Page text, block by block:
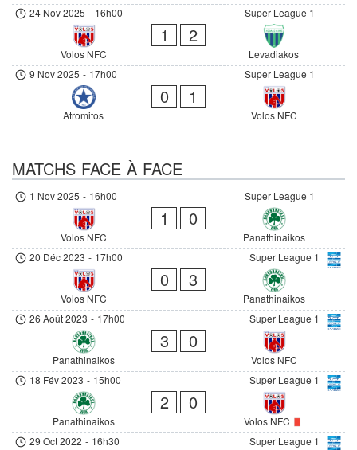
Super League 1
24 Nov 2025 - 16h00
Volos NFC
1 2
Levadiakos
Super League 1
9 Nov 2025 - 17h00
Atromitos
0 1
Volos NFC
MATCHS FACE À FACE
Super League 1
1 Nov 2025 - 16h00
Volos NFC
1 0
Panathinaikos
Super League 1
20 Déc 2023 - 17h00
Volos NFC
0 3
Panathinaikos
Super League 1
26 Août 2023 - 17h00
Panathinaikos
3 0
Volos NFC
Super League 1
18 Fév 2023 - 15h00
Panathinaikos
2 0
Volos NFC
Super League 1
29 Oct 2022 - 16h30